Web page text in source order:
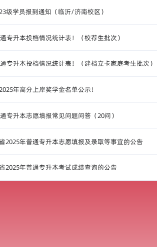
级学员报到通知（临沂/济南校区）
专升本投档情况统计表！（校荐生批次）
专升本投档情况统计表！（建档立卡家庭考生批次）
年高分上岸奖学金名单公示！
专升本志愿填报常见问题问答（20问）
2025年普通专升本志愿填报及录取等事宜的公告
2025年普通专升本考试成绩查询的公告